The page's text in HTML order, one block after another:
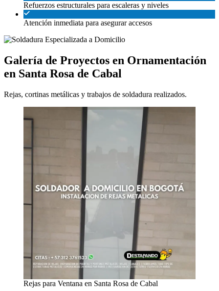
Refuerzos estructurales para escaleras y niveles
Atención inmediata para asegurar accesos
Galería de Proyectos en Ornamentación
en Santa Rosa de Cabal
Rejas, cortinas metálicas y trabajos de soldadura realizados.
Rejas para Ventana en Santa Rosa de Cabal